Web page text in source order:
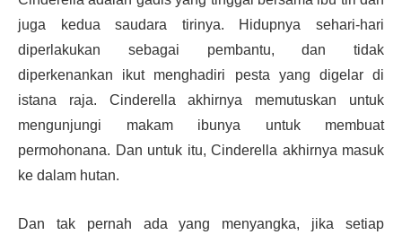
juga kedua saudara tirinya. Hidupnya sehari-hari
diperlakukan sebagai pembantu, dan tidak
diperkenankan ikut menghadiri pesta yang digelar di
istana raja. Cinderella akhirnya memutuskan untuk
mengunjungi makam ibunya untuk membuat
permohonana. Dan untuk itu, Cinderella akhirnya masuk
ke dalam hutan.
Dan tak pernah ada yang menyangka, jika setiap